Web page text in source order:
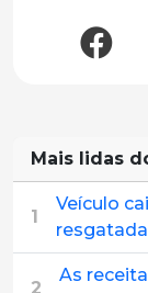
Mais lidas
1
Veículo
resgatada
2
As